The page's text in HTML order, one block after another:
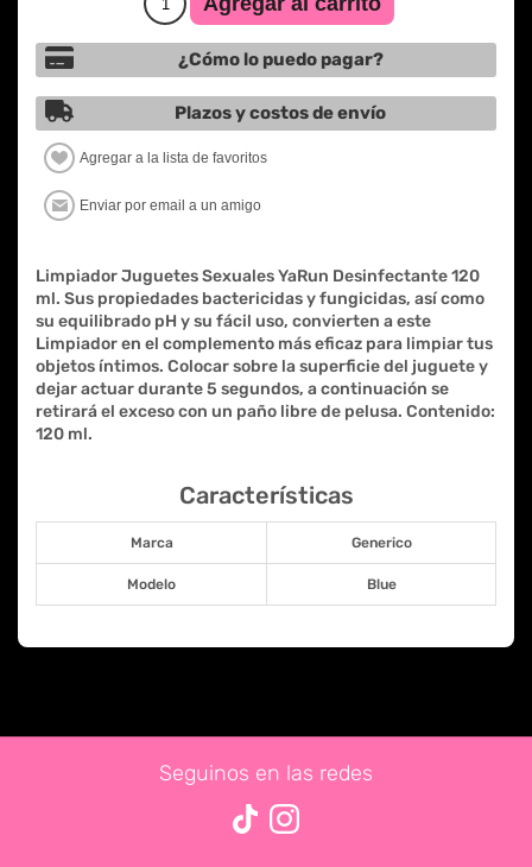
¿Cómo lo puedo pagar?
Plazos y costos de envío
Limpiador Juguetes Sexuales YaRun Desinfectante 120
ml. Sus propiedades bactericidas y fungicidas, así como
su equilibrado pH y su fácil uso, convierten a este
Limpiador en el complemento más eficaz para limpiar tus
objetos íntimos. Colocar sobre la superficie del juguete y
dejar actuar durante 5 segundos, a continuación se
retirará el exceso con un paño libre de pelusa. Contenido:
120 ml.
Características
Marca Generico
Modelo Blue
Seguinos en las redes